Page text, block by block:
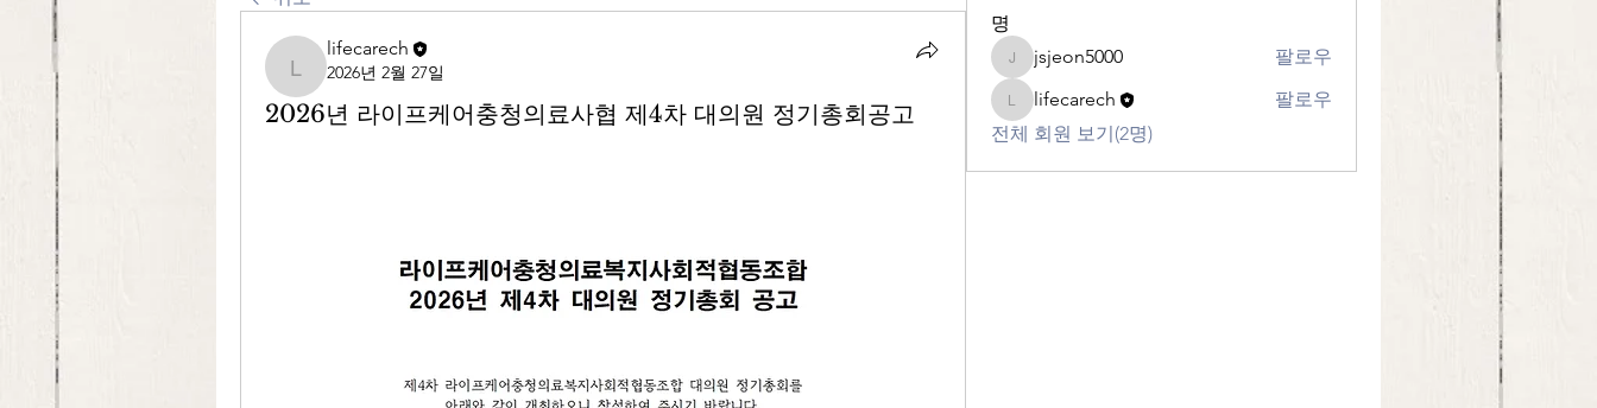
lifecarech
lifecarech
2026년 2월 27일
2026년 라이프케어충청의료사협 제4차 대의원 정기총회공고
명
jsjeon5000
jsjeon5000 팔로우
lifecarech
lifecarech
팔로우
전체 회원 보기(2명)